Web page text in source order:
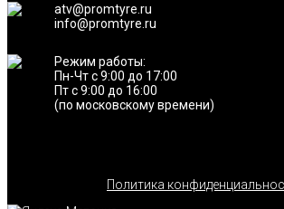
atv@promtyre.ru
info@promtyre.ru
Режим работы:
Пн-Чт с 9:00 до 17:00
Пт с 9:00 до 16:00
(по московскому времени)
Политика